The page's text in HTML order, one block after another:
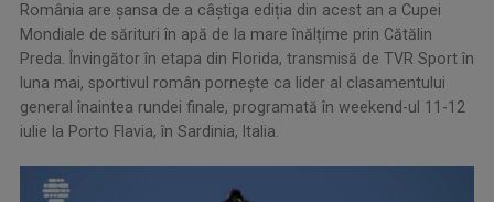
România are șansa de a câștiga ediția din acest an a Cupei
Mondiale de sărituri în apă de la mare înălțime prin Cătălin
Preda. Învingător în etapa din Florida, transmisă de TVR Sport în
luna mai, sportivul român pornește ca lider al clasamentului
general înaintea rundei finale, programată în weekend-ul 11-12
iulie la Porto Flavia, în Sardinia, Italia.